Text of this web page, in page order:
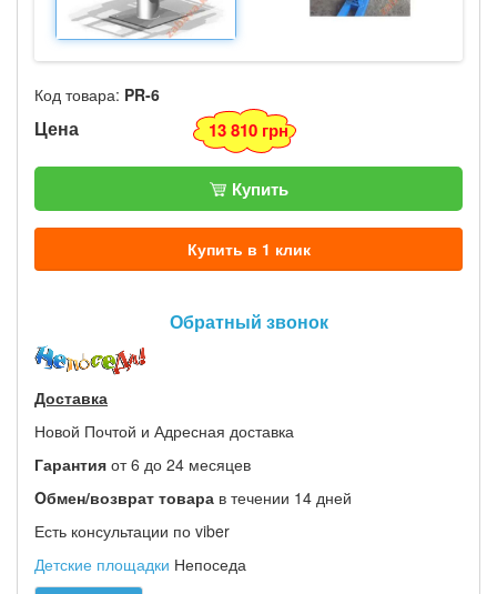
Код товара: PR-6
Цена 13 810 грн
Купить
Купить в 1 клик
Обратный звонок
Доставка
Новой Почтой и Адресная доставка
Гарантия от 6 до 24 месяцев
Oбмен/возврат товара в течении 14 дней
Есть консультации по viber
Детские площадки Непоседа